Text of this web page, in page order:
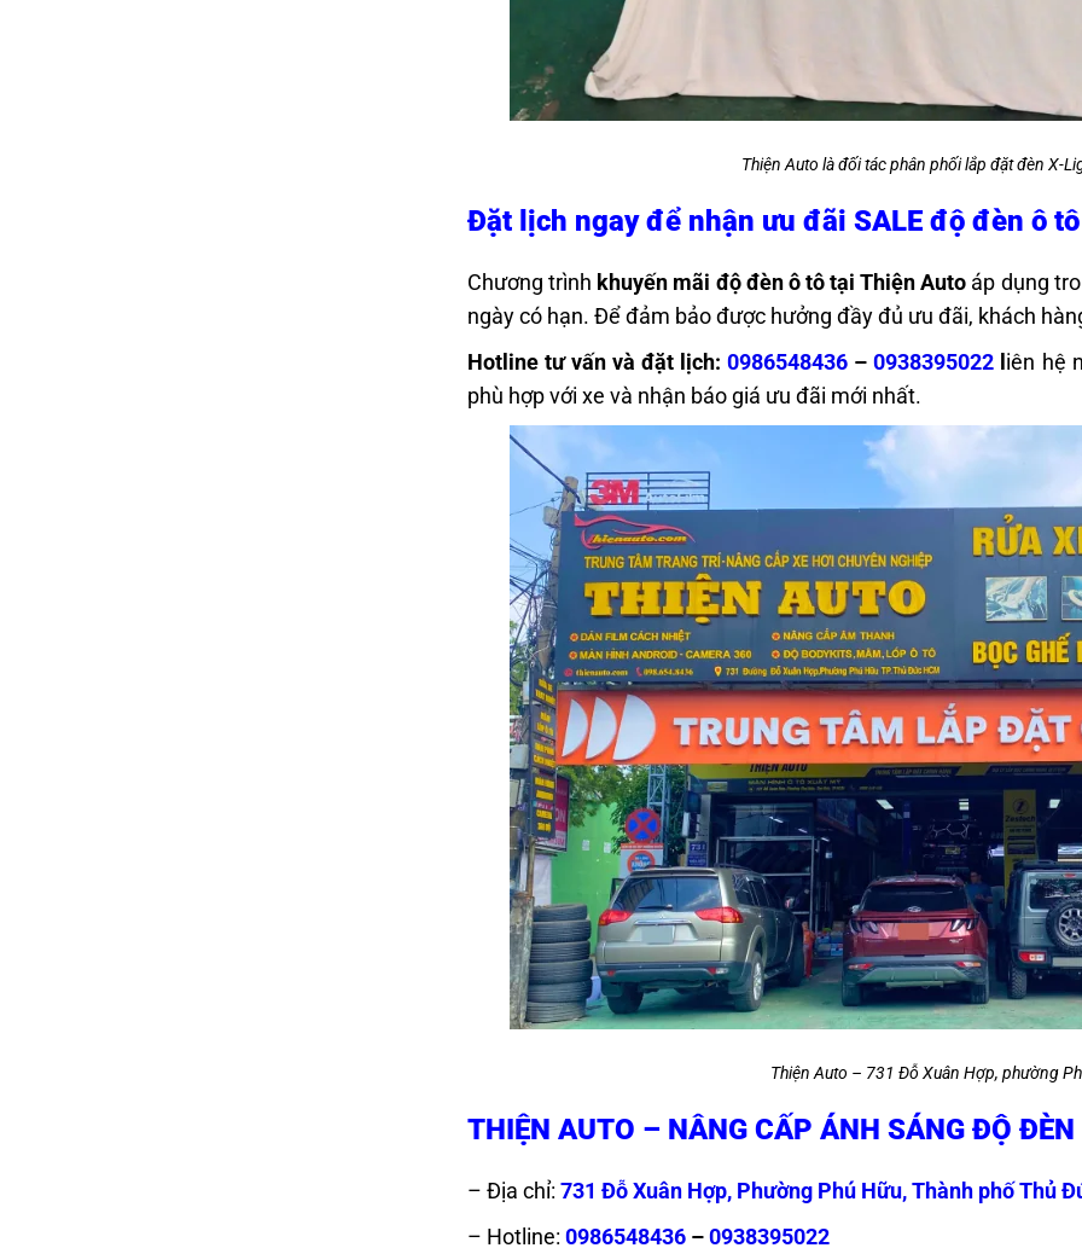
Thiện Auto là đối tác phân phối lắp đặt đèn X-
Đặt lịch ngay để nhận ưu đãi SALE độ đèn ô
Chương trình khuyến mãi độ đèn ô tô tại Thiện Auto áp dụng
ngày có hạn. Để đảm bảo được hưởng đầy đủ ưu đãi, khách
Hotline tư vấn và đặt lịch:0986548436 –0938395022 liên hệ
phù hợp với xe và nhận báo giá ưu đãi mới nhất.
Thiện Auto – 731 Đỗ Xuân Hợp, phường
THIỆN AUTO – NÂNG CẤP ÁNH SÁNG ĐỘ
– Địa chỉ: 731 Đỗ Xuân Hợp, Phường Phú Hữu, Thành phố Thủ
– Hotline: 0986548436 –0938395022